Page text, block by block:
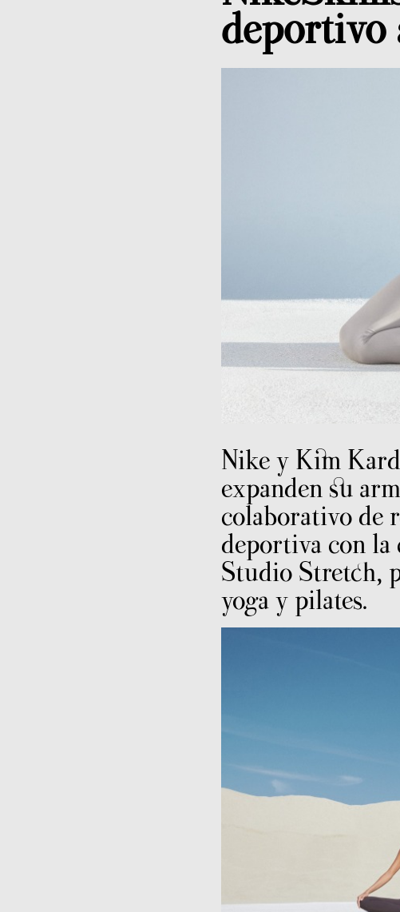
deportivo
Nike y Kim
expanden su
colaborativo de
deportiva con la
Studio Stretch,
yoga y pilates.